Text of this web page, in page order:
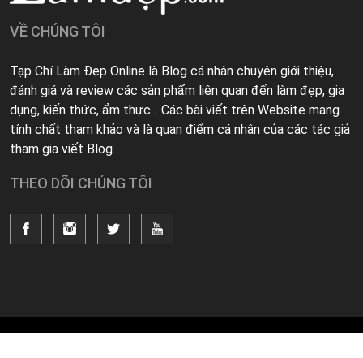
VỀ CHÚNG TÔI
Tạp Chí Làm Đẹp Online là Blog cá nhân chuyên giới thiệu,
đánh giá và review các sản phẩm liên quan đến làm đẹp, gia
dụng, kiến thức, ẩm thực... Các bài viết trên Website mang
tính chất tham khảo và là quan điểm cá nhân của các tác giả
tham gia viết Blog.
THEO DÕI CHÚNG TÔI